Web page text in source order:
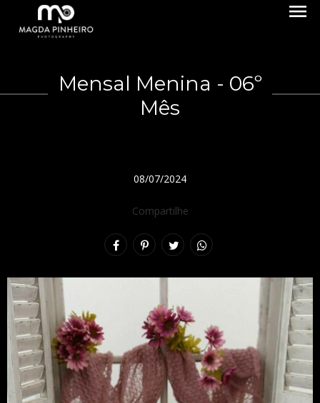
menu
Mensal Menina - 06º
Mês
08/07/2024
Compartilhe